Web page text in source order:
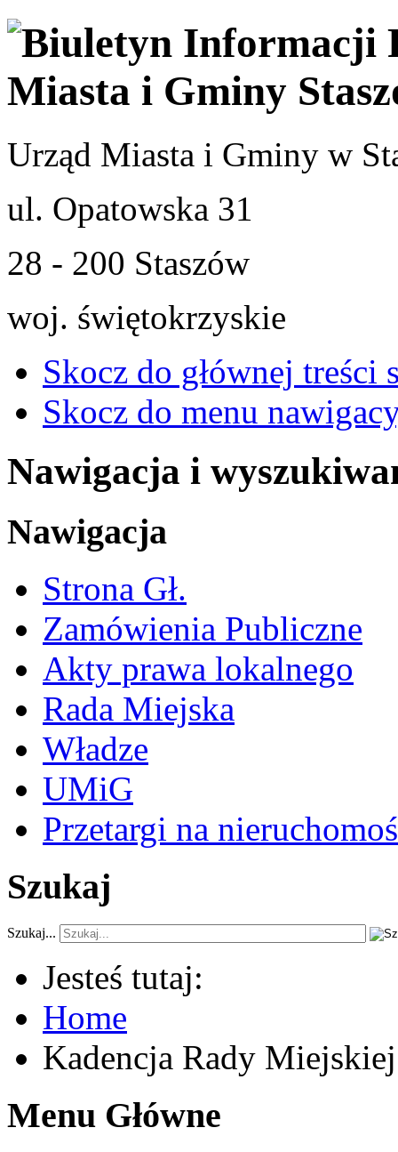
Urząd Miasta i Gminy w
ul. Opatowska 31
28 - 200 Staszów
woj. świętokrzyskie
Skocz do głównej treści
Skocz do menu
Nawigacja i
Nawigacja
Strona Gł.
Zamówienia Publiczne
Akty prawa lokalnego
Rada Miejska
Władze
UMiG
Przetargi na
Szukaj
Szukaj...
Jesteś tutaj:
Home
Kadencja Rady
Menu Główne